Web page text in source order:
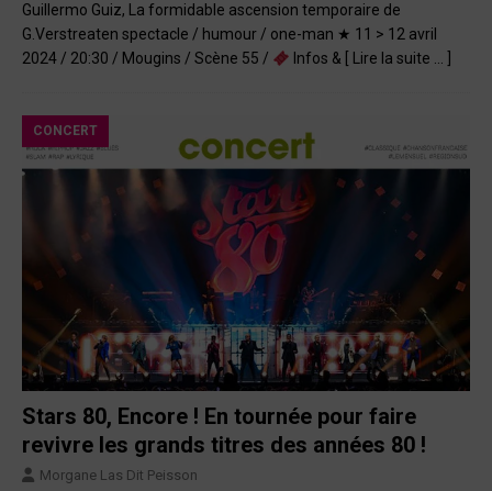
Guillermo Guiz, La formidable ascension temporaire de
G.Verstreaten spectacle / humour / one-man ★ 11 > 12 avril
2024 / 20:30 / Mougins / Scène 55 /
Infos & [ Lire la suite … ]
CONCERT
Stars 80, Encore ! En tournée pour faire
revivre les grands titres des années 80 !
Morgane Las Dit Peisson